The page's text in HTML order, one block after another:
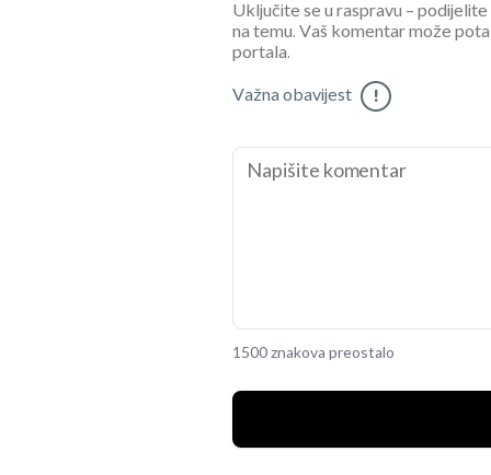
Uključite se u raspravu –
na temu. Vaš komentar može
portala.
Važna obavijest !
1500 znakova preostalo